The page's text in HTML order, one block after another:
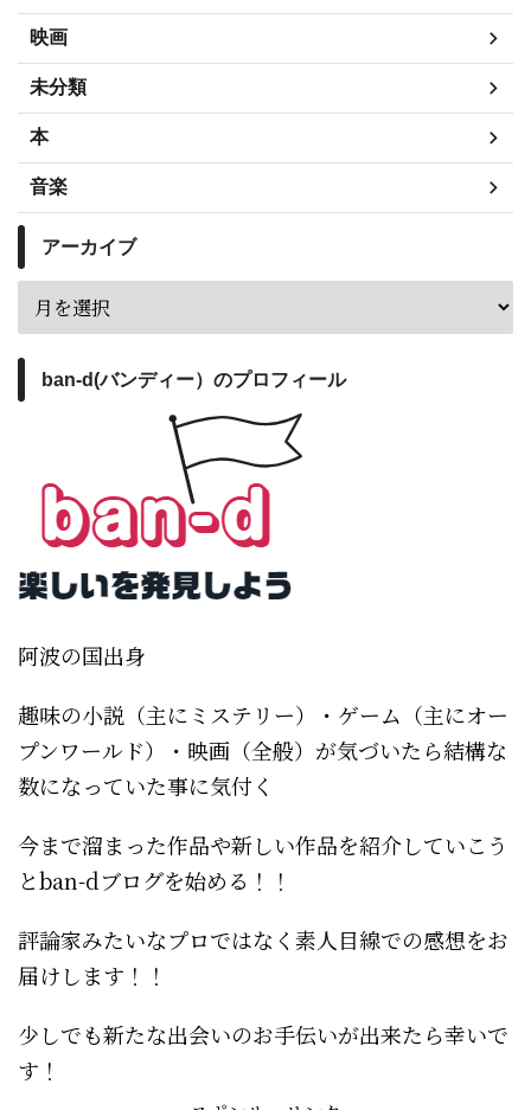
映画
未分類
本
音楽
アーカイブ
ban-d(バンディー）のプロフィール
阿波の国出身
趣味の小説（主にミステリー）・ゲーム（主にオー
プンワールド）・映画（全般）が気づいたら結構な
数になっていた事に気付く
今まで溜まった作品や新しい作品を紹介していこう
とban-dブログを始める！！
評論家みたいなプロではなく素人目線での感想をお
届けします！！
少しでも新たな出会いのお手伝いが出来たら幸いで
す！